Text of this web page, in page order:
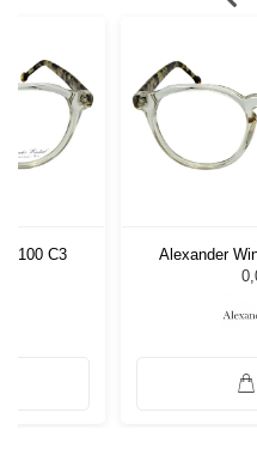
C3
Alexander